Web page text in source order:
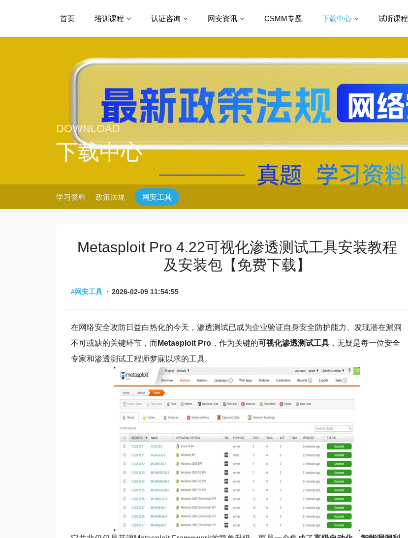
首页 培训课程 认证咨询 网安资讯 CSMM专题 下载中心 试听课程
DOWNLOAD
下载中心
学习资料 政策法规 网安工具
Metasploit Pro 4.22可视化渗透测试工具安装教程
及安装包【免费下载】
#网安工具 · 2026-02-09 11:54:55
在网络安全攻防日益白热化的今天，渗透测试已成为企业验证自身安全防护能力、发现潜在漏洞
不可或缺的关键环节，而Metasploit Pro ，作为关键的可视化渗透测试工具 ，无疑是每一位安全
专家和渗透测试工程师梦寐以求的工具。